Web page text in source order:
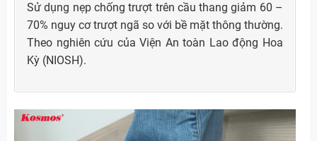
Sử dụng nẹp chống trượt trên cầu thang giảm 60 –
70% nguy cơ trượt ngã so với bề mặt thông thường.
Theo nghiên cứu của Viện An toàn Lao động Hoa
Kỳ (NIOSH).